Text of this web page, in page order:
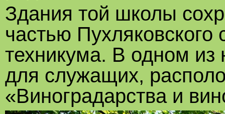
Здания той школы
частью Пухляковского
техникума. В одном
для служащих,
«Виноградарства и